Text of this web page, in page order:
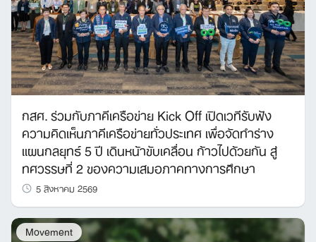
กสศ. ร่วมกับภาคีเครือข่าย Kick Off เปิดเวทีรับฟัง
ความคิดเห็นภาคีเครือข่ายทั่วประเทศ เพื่อจัดทำร่าง
แผนกลยุทธ์ 5 ปี เดินหน้าขับเคลื่อน ก้าวไปด้วยกัน สู่
ทศวรรษที่ 2 ของความเสมอภาคทางการศึกษา
5 สิงหาคม 2569
Movement